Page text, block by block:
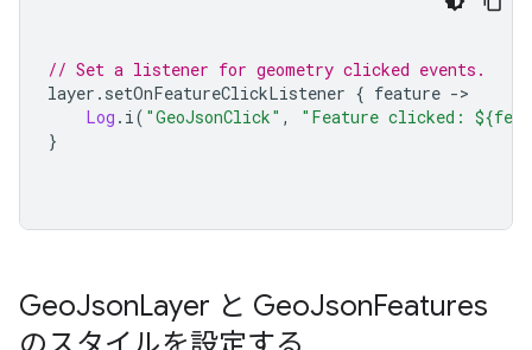
// Set a listener for geometry clicked events.
layer . setOnFeatureClickListener { feature ->
Log . i( "GeoJsonClick" ,
"Feature clicked:
}
GeoJsonLayer と GeoJsonFeatures